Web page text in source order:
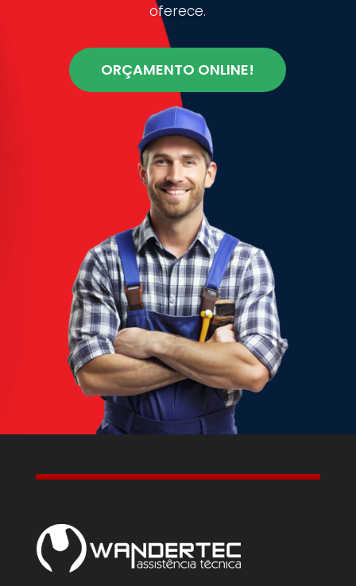
oferece.
ORÇAMENTO ONLINE!